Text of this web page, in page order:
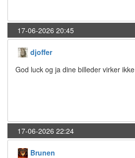
17-06-2026 20:45
djoffer
God luck og ja dine billeder virker ikke
17-06-2026 22:24
Brunen